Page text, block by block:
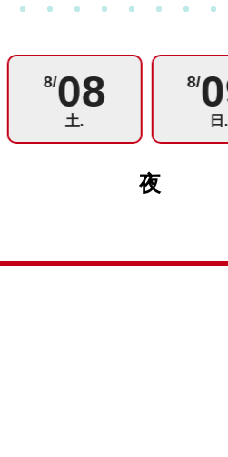
8/08
土.
8/
日.
夜